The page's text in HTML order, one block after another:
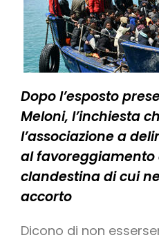
Dopo l’esposto
Meloni, l’inchiesta
l’associazione a
al favoreggiamento
clandestina di cui
accorto
Dicono di non